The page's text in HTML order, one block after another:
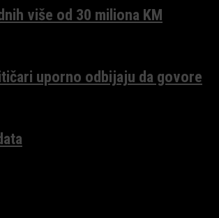
više od 30 miliona KM
uporno odbijaju da govore